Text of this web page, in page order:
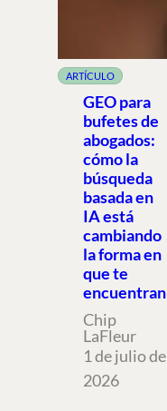
ARTÍCULO
GEO para
bufetes de
abogados:
cómo la
búsqueda
basada en
IA está
cambiando
la forma en
que te
encuentran
Chip
LaFleur
1 de julio de
2026